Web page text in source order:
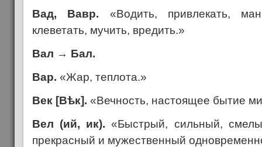
Вад, Вавр. «Водить, привлекать,
клеветать, мучить, вредить.»
Вал → Бал.
Вар. «Жар, теплота.»
Век [Вѣк]. «Вечность, настоящее бытие
Вел (ий, ик). «Быстрый, сильный,
прекрасный и мужественный